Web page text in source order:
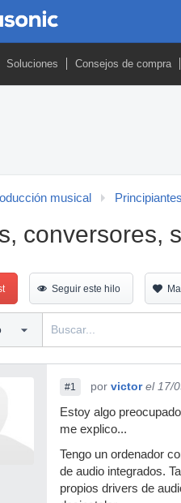
Soluciones Consejos de compra
musical Principiantes
conversores,
Seguir este hilo
#1 por victor el 17/
Estoy algo
me explico...
Tengo un ordenador
de audio integrados.
propios drivers de